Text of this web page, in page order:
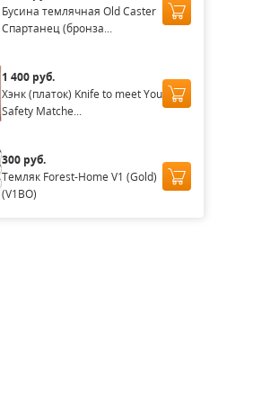
Бусина темлячная Old Caster
Спартанец (бронза...
1 400 руб.
Хэнк (платок) Knife to meet You
Safety Matche...
300 руб.
Темляк Forest-Home V1 (Gold)
(V1BO)